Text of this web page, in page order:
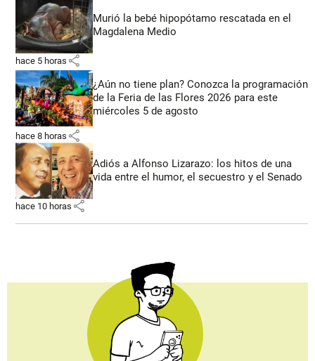
Murió la bebé hipopótamo rescatada en el
Magdalena Medio
hace 5 horas share
¿Aún no tiene plan? Conozca la programación
de la Feria de las Flores 2026 para este
miércoles 5 de agosto
hace 8 horas share
Adiós a Alfonso Lizarazo: los hitos de una
vida entre el humor, el secuestro y el Senado
hace 10 horas share